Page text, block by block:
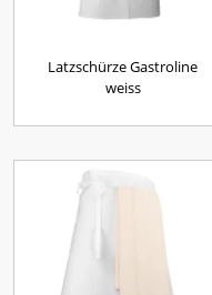
Latzschürze Gastroline
weiss